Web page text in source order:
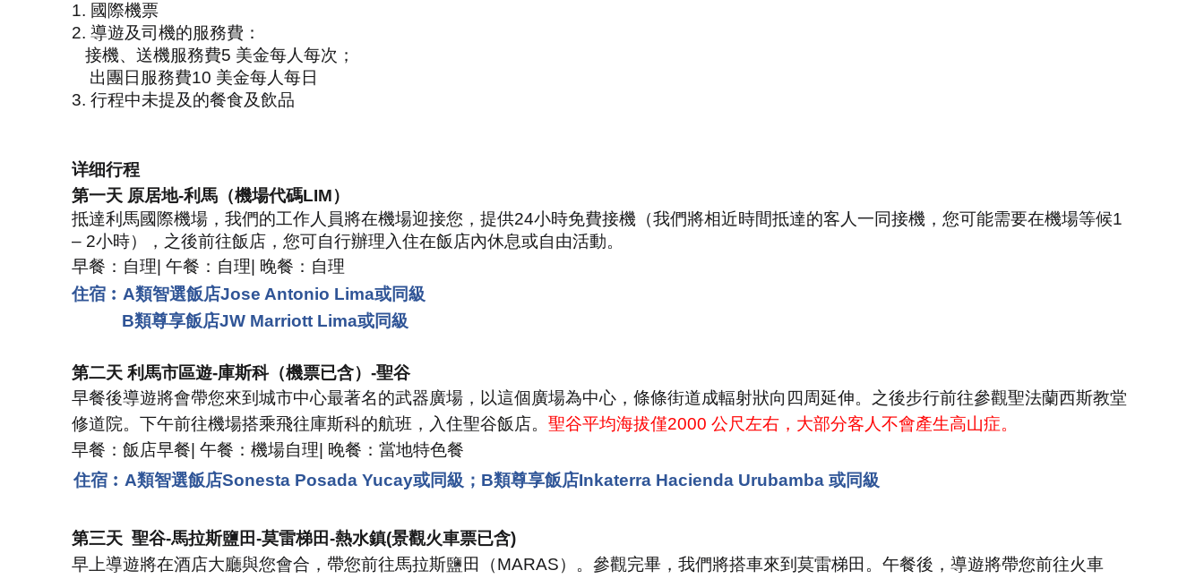
1. 國際機票
2. 導遊及司機的服務費：
接機、送機服務費5 美金每人每次；
出團日服務費10 美金每人每日
3. 行程中未提及的餐食及飲品
详细行程
第一天 原居地-利馬（機場代碼LIM）
抵達利 馬國際機場，我們的工作人員將在機場迎接您，提供24小時免費接機（我們將相近時間抵達的客人一同接機，您可能需要在機場等候1
– 2小時），之後前往飯店，您可自行辦理入住在飯店內休息或自由活動。
早餐：自理 午餐：自理
晚餐：自理
住宿︰A類智選飯店Jose Antonio Lima或同級
B類尊享飯店JW Marriott Lima或同級
第二天 利馬市區遊-庫斯科（機票已含） -聖谷
早餐後導遊將會帶您來到城市中心最著名的武器廣場，以這個廣場為中心，條條街道成輻射狀向四周延伸。之後步行前往參觀聖法蘭西斯教堂
修道院。下午前往機場搭乘飛往庫斯科的航班，入住聖谷飯店。 聖谷平均海拔僅2000 公尺左右，大部分客人不會產生高山症。
早餐：飯店早餐 午餐：機場自理 晚餐：當地特色餐
住宿︰A類智選飯店Sonesta Posada Yucay或同級 ； B類尊享飯店Inkaterra Hacienda Urubamba 或同級
第三天 聖谷-馬拉斯鹽田-莫雷梯田-熱水鎮(景觀火車票已含)
早上導遊將在酒店大廳與您會合，帶您前往馬拉斯鹽田（MARAS）。參觀完畢，我們將搭車來到莫雷梯田。午餐後，導遊將帶您前往火車